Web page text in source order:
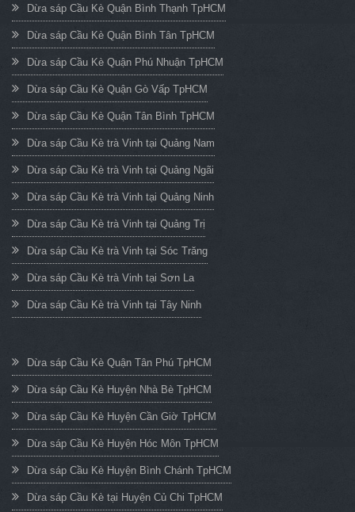
Dừa sáp Cầu Kè Quận Bình Thạnh TpHCM
Dừa sáp Cầu Kè Quận Bình Tân TpHCM
Dừa sáp Cầu Kè Quận Phú Nhuận TpHCM
Dừa sáp Cầu Kè Quận Gò Vấp TpHCM
Dừa sáp Cầu Kè Quận Tân Bình TpHCM
Dừa sáp Cầu Kè trà Vinh tại Quảng Nam
Dừa sáp Cầu Kè trà Vinh tại Quảng Ngãi
Dừa sáp Cầu Kè trà Vinh tại Quảng Ninh
Dừa sáp Cầu Kè trà Vinh tại Quảng Trị
Dừa sáp Cầu Kè trà Vinh tại Sóc Trăng
Dừa sáp Cầu Kè trà Vinh tại Sơn La
Dừa sáp Cầu Kè trà Vinh tại Tây Ninh
Dừa sáp Cầu Kè Quận Tân Phú TpHCM
Dừa sáp Cầu Kè Huyện Nhà Bè TpHCM
Dừa sáp Cầu Kè Huyện Cần Giờ TpHCM
Dừa sáp Cầu Kè Huyện Hóc Môn TpHCM
Dừa sáp Cầu Kè Huyện Bình Chánh TpHCM
Dừa sáp Cầu Kè tại Huyện Củ Chi TpHCM